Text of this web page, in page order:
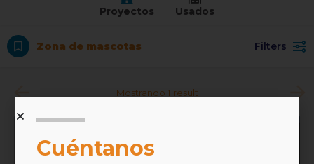
Proyectos Usados
Zona de mascotas Filters
Mostrando 1 result
880.000.000
Cuéntanos